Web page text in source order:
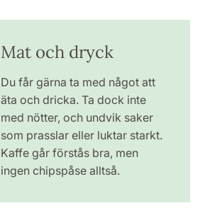
Mat och dryck
Du får gärna ta med något att
äta och dricka. Ta dock inte
med nötter, och undvik saker
som prasslar eller luktar starkt.
Kaffe går förstås bra, men
ingen chipspåse alltså.